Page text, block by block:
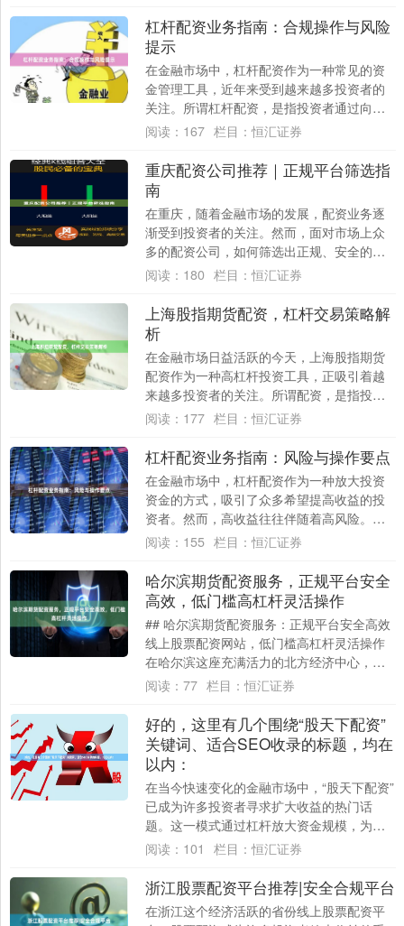
杠杆配资业务指南：合规操作与风险
提示
在金融市场中，杠杆配资作为一种常见的资
金管理工具，近年来受到越来越多投资者的
关注。所谓杠杆配资，是指投资者通过向配
资公司或平台融入资金线上股票配资，以放
阅读： 167 栏目：恒汇证券
重庆配资公司推荐｜正规平台筛选指
南
在重庆，随着金融市场的发展，配资业务逐
渐受到投资者的关注。然而，面对市场上众
多的配资公司，如何筛选出正规、安全的平
台线上股票配资网站，成为投资者首要解决
阅读： 180 栏目：恒汇证券
上海股指期货配资，杠杆交易策略解
析
在金融市场日益活跃的今天，上海股指期货
配资作为一种高杠杆投资工具，正吸引着越
来越多投资者的关注。所谓配资，是指投资
者通过向配资公司借款，放大自有资金的操
阅读： 177 栏目：恒汇证券
杠杆配资业务指南：风险与操作要点
在金融市场中，杠杆配资作为一种放大投资
资金的方式，吸引了众多希望提高收益的投
资者。然而，高收益往往伴随着高风险。本
文将为您详细解析杠杆配资的核心操作要点
阅读： 155 栏目：恒汇证券
哈尔滨期货配资服务，正规平台安全
高效，低门槛高杠杆灵活操作
## 哈尔滨期货配资服务：正规平台安全高效
线上股票配资网站，低门槛高杠杆灵活操作
在哈尔滨这座充满活力的北方经济中心，期
货市场正吸引着越来越多投资者的目光。随
阅读： 77 栏目：恒汇证券
好的，这里有几个围绕“股天下配资”
关键词、适合SEO收录的标题，均在
以内：
在当今快速变化的金融市场中，“股天下配资”
已成为许多投资者寻求扩大收益的热门话
题。这一模式通过杠杆放大资金规模，为投
资者提供了以较小本金博取更大收益的可
阅读： 101 栏目：恒汇证券
浙江股票配资平台推荐|安全合规平台
在浙江这个经济活跃的省份线上股票配资平